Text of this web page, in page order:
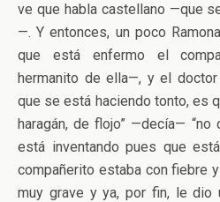
ve que habla castellano —que
—. Y entonces, un poco
que está enfermo el
hermanito de ella—, y el
que se está haciendo tonto, es
haragán, de flojo” —decía— “no
está inventando pues que
compañerito estaba con fiebre
muy grave y ya, por fin, le dio